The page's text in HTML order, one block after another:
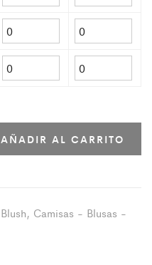
AÑADIR AL CARRITO
Blush, Camisas - Blusas -